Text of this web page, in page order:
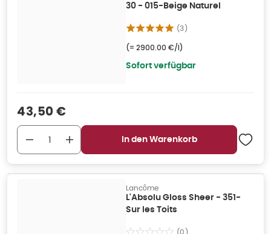
30 - 015-Beige Naturel
(3)
(= 2900.00 €/l)
Sofort verfügbar
Verkaufspreis
43,50 €
In den Warenkorb
Lancôme
L'Absolu Gloss Sheer - 351-
Sur les Toits
(0)